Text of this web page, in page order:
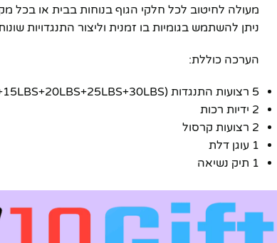
מעולה לחיטוב לכל חלקי הגוף בנוחות בבית או בכל
ניתן להשתמש בגומיות בו זמנית וליצור התנגדויות שונות, מ-4.5 ק"ג ועד
הערכה כוללת:
5 רצועות התנגדות (10LBS+15LBS+20LBS+25LBS+30LBS)
2 ידיות רכות
2 רצועות קרסול
1 עוגן דלת
1 תיק נשיאה